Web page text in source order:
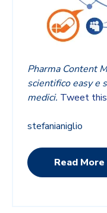
Pharma Content
scientifico easy e
medici. Tweet this
stefanianiglio
Read More